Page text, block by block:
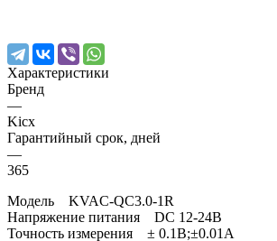
Характеристики
Бренд
—
Kicx
Гарантийный срок, дней
—
365
Модель KVAC-QC3.0-1R
Напряжение питания DC 12-24В
Точность измерения ± 0.1B;±0.01A